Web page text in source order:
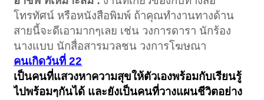
โทรทัศน์ หรือหนังสือพิมพ์ ถ้าคุณทำงานทางด้าน
สายนี้จะดีเอามากๆเลย เช่น วงการดารา นักร้อง
นางแบบ นักสื่อสารมวลชน วงการโฆษณา
คนเกิดวันที่ 22
เป็นคนที่แสวงหาความสุขให้ตัวเองพร้อมกับเรียนรู้
ไปพร้อมๆกันได้ และยังเป็นคนที่วางแผนชีวิตอย่าง